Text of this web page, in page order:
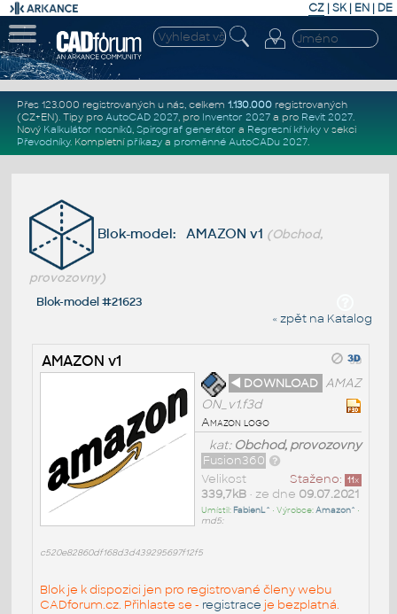
CZ | SK| EN | DE
Přes 123.000 registrovaných u nás, celkem 1.130.000registrovaných
(CZ+EN). Tipy pro AutoCAD 2027, pro Inventor 2027a pro Revit 2027.
Nový Kalkulátor nosníků, Spirograf generátor a Regresní křivkyv sekci
Převodníky. Kompletní příkazya proměnné AutoCADu 2027.
Blok-model: AMAZON v1 (Obchod,
provozovny)
Blok-model #21623
« zpět na Katalog
AMAZON v1
◄ DOWNLOAD AMAZ
ON_v1.f3d
Amazon logo
kat: Obchod, provozovny
Fusion360
Staženo: 11x
Velikost
339,7kB• ze dne 09.07.2021
Umístil: FabienL^ • Výrobce:Amazon^ •
md5:
c520e82860df168d3d439295697f12f5
Blok je k dispozici jen pro registrované členy webu
CADforum.cz. Přihlaste se - registrace je bezplatná.